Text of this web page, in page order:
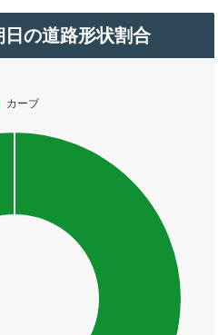
の道路形状割合